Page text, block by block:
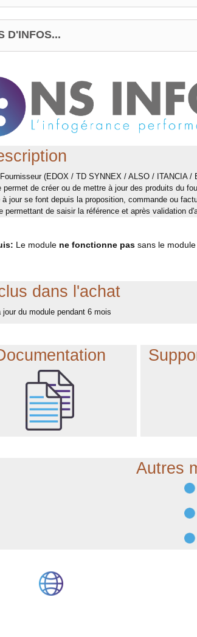
D'INFOS...
(EDOX / TD SYNNEX / ALSO / ITANCIA /
permet de créer ou de mettre à jour des produits du
jour se font depuis la proposition, commande ou
permettant de saisir la référence et après validation
Le module ne fonctionne pas sans le module
dans l'achat
jour du module pendant 6 mois
Autres